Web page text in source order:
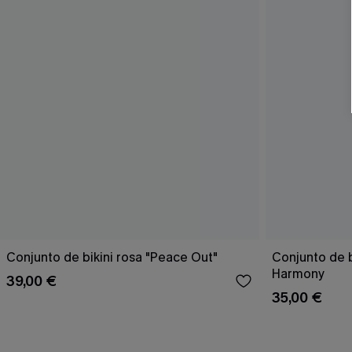
Conjunto de bikini rosa "Peace Out"
39,00 €
Conjunto de
Harmony
35,00 €